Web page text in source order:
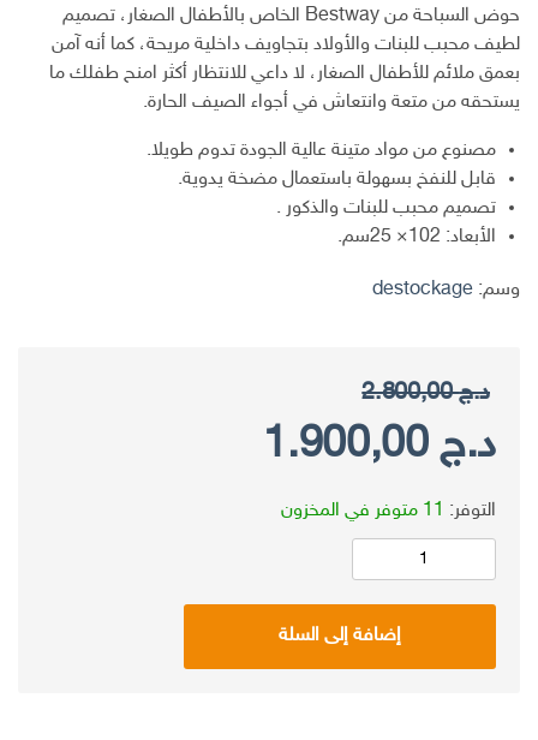
حوض السباحة من Bestway الخاص بالأطفال الصغار، تصميم
لطيف محبب للبنات والأولاد بتجاويف داخلية مريحة، كما أنه آمن
بعمق ملائم للأطفال الصغار، لا داعي للانتظار أكثر امنح طفلك ما
يستحقه من متعة وانتعاش في أجواء الصيف الحارة.
مصنوع من مواد متينة عالية الجودة تدوم طويلا.
قابل للنفخ بسهولة باستعمال مضخة يدوية.
تصميم محبب للبنات والذكور .
الأبعاد: 102× 25سم.
وسم:destockage
د.ج2.800,00
السعر
الأصلي
هو:
د.ج1.900,00
السعر
الحالي
د.ج 1.900,00.
التوفر:11 متوفر في المخزون
كمية
حوض
للبنات
إضافة إلى السلة